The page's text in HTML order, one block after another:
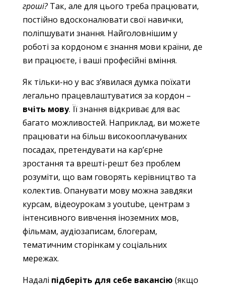
гроші?Так, але для цього треба працювати,
постійно вдосконалювати свої навички,
поліпшувати знання. Найголовнішим у
роботі за кордоном є знання мови країни, де
ви працюєте, і ваші професійні вміння.
Як тільки-но у вас з’явилася думка поїхати
легально працевлаштуватися за кордон –
вчіть мову. Її знання відкриває для вас
багато можливостей. Наприклад, ви можете
працювати на більш високооплачуваних
посадах, претендувати на кар’єрне
зростання та врешті-решт без проблем
розуміти, що вам говорять керівництво та
колектив. Опанувати мову можна завдяки
курсам, відеоурокам з youtube, центрам з
інтенсивного вивчення іноземних мов,
фільмам, аудіозаписам, блогерам,
тематичним сторінкам у соціальних
мережах.
Надалі підберіть для себе вакансію (якщо